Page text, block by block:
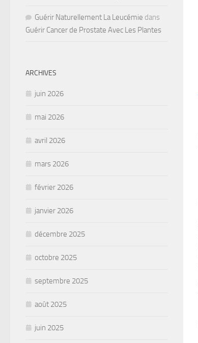
Guérir Naturellement La Leucémie dans
Guérir Cancer de Prostate Avec Les Plantes
ARCHIVES
juin 2026
mai 2026
avril 2026
mars 2026
février 2026
janvier 2026
décembre 2025
octobre 2025
septembre 2025
août 2025
juin 2025